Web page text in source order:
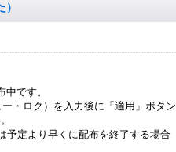
です。
・ロク）を入力後に「適用」ボタン
予定より早くに配布を終了する場合